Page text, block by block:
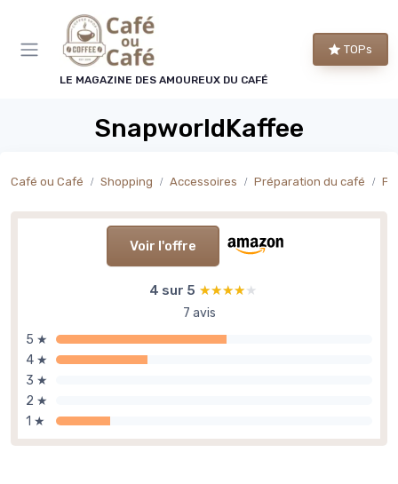
LE MAGAZINE DES AMOUREUX DU CAFÉ
TOPs
SnapworldKaffee
Café ou Café Shopping Accessoires Préparation du café
Voir l'offre
4 sur 5 ★★★★★
★★★★★
7 avis
5 ★
4 ★
3 ★
2 ★
1 ★
Panneau de gestion des cookies